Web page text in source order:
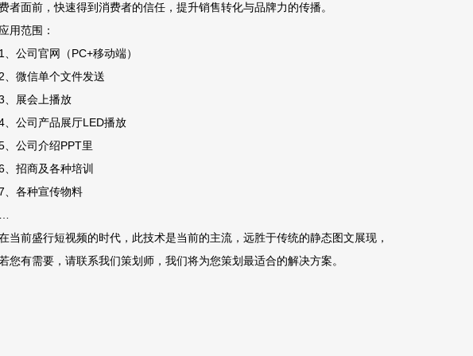
者面前，快速得到消费者的信任，提升销售转化与品牌力的传播。
用范围：
、公司官网（PC+移动端）
、微信单个文件发送
、展会上播放
、公司产品展厅LED播放
、公司介绍PPT里
、招商及各种培训
、各种宣传物料
当前盛行短视频的时代，此技术是当前的主流，远胜于传统的静态图文展现，
您有需要，请联系我们策划师，我们将为您策划最适合的解决方案。